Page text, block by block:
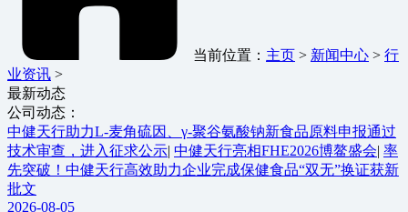
当前位置： 主页 > 新闻中心 > 行
业资讯 >
最新动态
公司动态：
中健天行助力L-麦角硫因、γ-聚谷氨酸钠新食品原料申报通过
技术审查，进入征求公示| 中健天行亮相FHE2026博鳌盛会| 率
先突破！中健天行高效助力企业完成保健食品“双无”换证获新
批文
2026-08-05